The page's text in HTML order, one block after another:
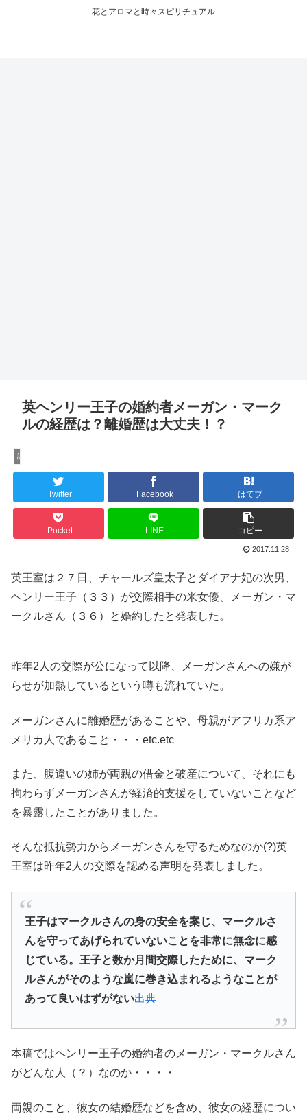
花とアロマと時々スピリチュアル
英ヘンリー王子の婚約者メーガン・マーク
ルの経歴は？離婚歴は大丈夫！？
話題の人
Twitter Facebook はてブ
Pocket LINE コピー
2017.11.28
英王室は２７日、チャールズ皇太子とダイアナ妃の次男、
ヘンリー王子（３３）が交際相手の米女優、メーガン・マ
ークルさん（３６）と婚約したと発表した。
昨年2人の交際が公になって以降、メーガンさんへの嫌が
らせが加熱しているという噂も流れていた。
メーガンさんに離婚歴があることや、母親がアフリカ系ア
メリカ人であること・・・etc.etc
また、腹違いの姉が両親の借金と破産について、それにも
拘わらずメーガンさんが経済的支援をしていないことなど
を暴露したことがありました。
そんな抵抗勢力からメーガンさんを守るためなのか(?)英
王室は昨年2人の交際を認める声明を発表しました。
王子はマークルさんの身の安全を案じ、マークルさ
んを守ってあげられていないことを非常に無念に感
じている。王子と数か月間交際したために、マーク
ルさんがそのような嵐に巻き込まれるようなことが
あって良いはずがない出典
本稿ではヘンリー王子の婚約者のメーガン・マークルさん
がどんな人（？）なのか・・・・
両親のこと、彼女の結婚歴などを含め、彼女の経歴につい